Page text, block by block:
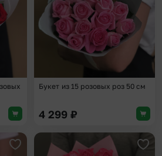
Букет из 15 розовых роз 50 см
4 299 ₽